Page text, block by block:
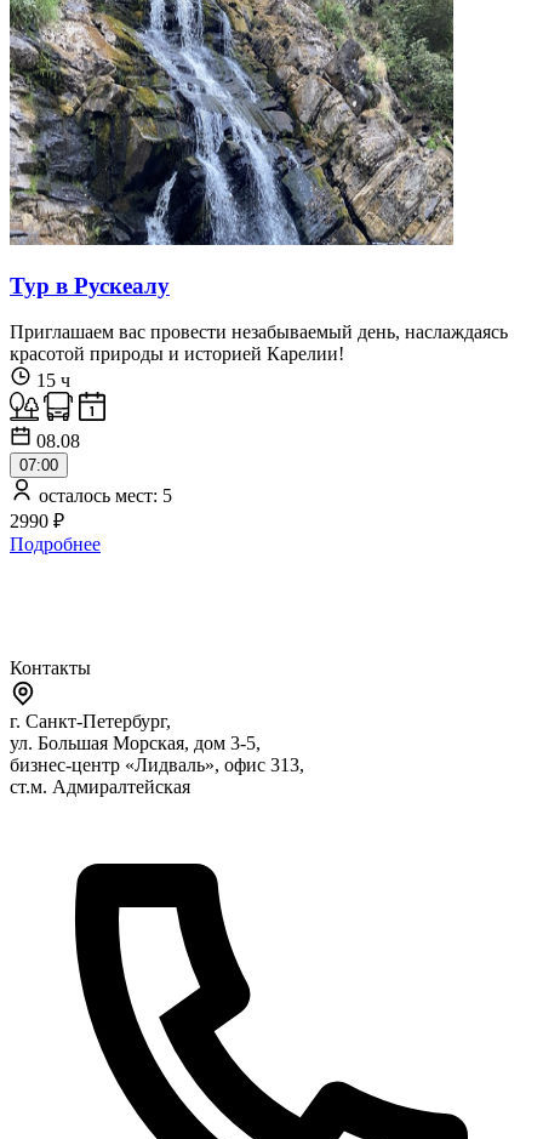
Тур в Рускеалу
Приглашаем вас провести незабываемый день, наслаждаясь
красотой природы и историей Карелии!
15 ч
08.08
07:00
осталось мест: 5
2990 ₽
Подробнее
Контакты
г. Санкт-Петербург,
ул. Большая Морская, дом 3-5,
бизнес-центр «Лидваль», офис 313,
ст.м. Адмиралтейская